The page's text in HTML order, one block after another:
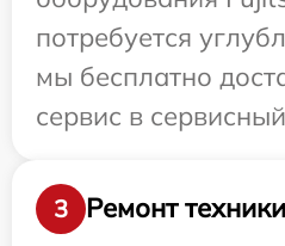
потребуется
мы бесплатно
сервис в
3
Ремонт техники